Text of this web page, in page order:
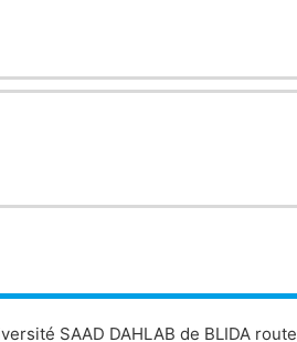
SAAD DAHLAB de BLIDA route